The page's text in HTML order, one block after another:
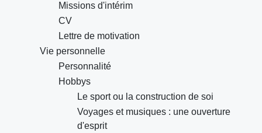
Missions d'intérim
CV
Lettre de motivation
Vie personnelle
Personnalité
Hobbys
Le sport ou la construction de soi
Voyages et musiques : une ouverture
d'esprit